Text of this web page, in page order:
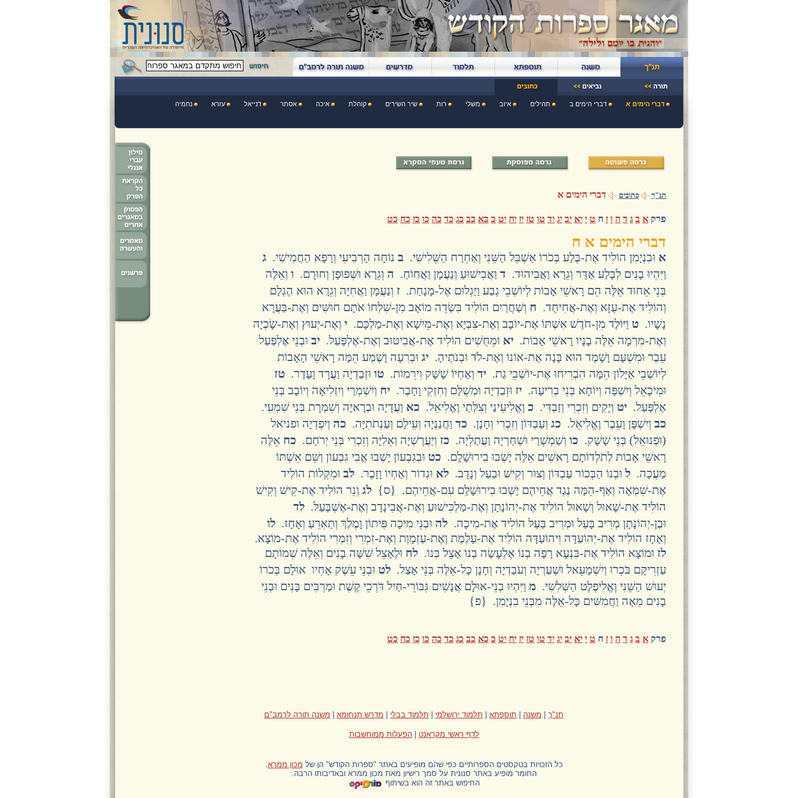
דברי הימים א דברי הימים ב תהילים איוב משלי רות שיר השירים קוהלת איכה אסתר דנייאל עזרא נחמיה
תנ"ך כתובים דברי הימים א
פרק א ב ג ד ה ו ז ח ט י יא יב יג יד טו טז יז יח יט כ כא כב כג כד כה כו כז כח כט
דברי הימים א ח
א וּבִנְיָמִן הוֹלִיד אֶת-בֶּלַע בְּכֹרוֹ אַשְׁבֵּל הַשֵּׁנִי וְאַחְרַח הַשְּׁלִישִׁי. ב נוֹחָה הָרְבִיעִי וְרָפָא הַחֲמִישִׁי. ג
וַיִּהְיוּ בָנִים לְבָלַע אַדָּר וְגֵרָא וַאֲבִיהוּד. ד וַאֲבִישׁוּעַ וְנַעֲמָן וַאֲחוֹחַ. ה וְגֵרָא וּשְׁפוּפָן וְחוּרָם. ו וְאֵלֶּה
בְּנֵי אֵחוּד אֵלֶּה הֵם רָאשֵׁי אָבוֹת לְיוֹשְׁבֵי גֶבַע וַיַּגְלוּם אֶל-מָנָחַת. ז וְנַעֲמָן וַאֲחִיָּה וְגֵרָא הוּא הֶגְלָם
וְהוֹלִיד אֶת-עֻזָּא וְאֶת-אֲחִיחֻד. ח וְשַׁחֲרַיִם הוֹלִיד בִּשְׂדֵה מוֹאָב מִן-שִׁלְחוֹ אֹתָם חוּשִׁים וְאֶת-בַּעֲרָא
נָשָׁיו. ט וַיּוֹלֶד מִן-חֹדֶשׁ אִשְׁתּוֹ אֶת-יוֹבָב וְאֶת-צִבְיָא וְאֶת-מֵישָׁא וְאֶת-מַלְכָּם. י וְאֶת-יְעוּץ וְאֶת-שָׂכְיָה
וְאֶת-מִרְמָה אֵלֶּה בָנָיו רָאשֵׁי אָבוֹת. יא וּמֵחֻשִׁים הוֹלִיד אֶת-אֲבִיטוּב וְאֶת-אֶלְפָּעַל. יב וּבְנֵי אֶלְפַּעַל
עֵבֶר וּמִשְׁעָם וָשָׁמֶד הוּא בָּנָה אֶת-אוֹנוֹ וְאֶת-לֹד וּבְנֹתֶיהָ. יג וּבְרִעָה וָשֶׁמַע הֵמָּה רָאשֵׁי הָאָבוֹת
לְיוֹשְׁבֵי אַיָּלוֹן הֵמָּה הִבְרִיחוּ אֶת-יוֹשְׁבֵי גַת. יד וְאַחְיוֹ שָׁשָׁק וִירֵמוֹת. טו וּזְבַדְיָה וַעֲרָד וָעָדֶר. טז
וּמִיכָאֵל וְיִשְׁפָּה וְיוֹחָא בְּנֵי בְרִיעָה. יז וּזְבַדְיָה וּמְשֻׁלָּם וְחִזְקִי וָחָבֶר. יח וְיִשְׁמְרַי וְיִזְלִיאָה וְיוֹבָב בְּנֵי
אֶלְפָּעַל. יט וְיָקִים וְזִכְרִי וְזַבְדִּי. כ וֶאֱלִיעֵינַי וְצִלְּתַי וֶאֱלִיאֵל. כא וַעֲדָיָה וּבְרָאיָה וְשִׁמְרָת בְּנֵי שִׁמְעִי.
כב וְיִשְׁפָּן וָעֵבֶר וֶאֱלִיאֵל. כג וְעַבְדּוֹן וְזִכְרִי וְחָנָן. כד וַחֲנַנְיָה וְעֵילָם וְעַנְתֹתִיָּה. כה וְיִפְדְיָה ופניאל
(וּפְנוּאֵל) בְּנֵי שָׁשָׁק. כו וְשַׁמְשְׁרַי וּשְׁחַרְיָה וַעֲתַלְיָה. כז וְיַעֲרֶשְׁיָה וְאֵלִיָּה וְזִכְרִי בְּנֵי יְרֹחָם. כח אֵלֶּה
רָאשֵׁי אָבוֹת לְתֹלְדוֹתָם רָאשִׁים אֵלֶּה יָשְׁבוּ בִירוּשָׁלִָם. כט וּבְגִבְעוֹן יָשְׁבוּ אֲבִי גִבְעוֹן וְשֵׁם אִשְׁתּוֹ
מַעֲכָה. לוּבְנוֹ הַבְּכוֹר עַבְדּוֹן וְצוּר וְקִישׁ וּבַעַל וְנָדָב. לא וּגְדוֹר וְאַחְיוֹ וָזָכֶר. לב וּמִקְלוֹת הוֹלִיד
אֶת-שִׁמְאָה וְאַף-הֵמָּה נֶגֶד אֲחֵיהֶם יָשְׁבוּ בִירוּשָׁלִַם עִם-אֲחֵיהֶם. {ס} לג וְנֵר הוֹלִיד אֶת-קִישׁ וְקִישׁ
הוֹלִיד אֶת-שָׁאוּל וְשָׁאוּל הוֹלִיד אֶת-יְהוֹנָתָן וְאֶת-מַלְכִּישׁוּעַ וְאֶת-אֲבִינָדָב וְאֶת-אֶשְׁבָּעַל. לד
וּבֶן-יְהוֹנָתָן מְרִיב בָּעַל וּמְרִיב בַּעַל הוֹלִיד אֶת-מִיכָה. לה וּבְנֵי מִיכָה פִּיתוֹן וָמֶלֶךְ וְתַאְרֵעַ וְאָחָז. לו
וְאָחָז הוֹלִיד אֶת-יְהוֹעַדָּה וִיהוֹעַדָּה הוֹלִיד אֶת-עָלֶמֶת וְאֶת-עַזְמָוֶת וְאֶת-זִמְרִי וְזִמְרִי הוֹלִיד אֶת-מוֹצָא.
לז וּמוֹצָא הוֹלִיד אֶת-בִּנְעָא רָפָה בְנוֹ אֶלְעָשָׂה בְנוֹ אָצֵל בְּנוֹ. לח וּלְאָצֵל שִׁשָּׁה בָנִים וְאֵלֶּה שְׁמוֹתָם
עַזְרִיקָם בֹּכְרוּ וְיִשְׁמָעֵאל וּשְׁעַרְיָה וְעֹבַדְיָה וְחָנָן כָּל-אֵלֶּה בְּנֵי אָצַל. לט וּבְנֵי עֵשֶׁק אָחִיו אוּלָם בְּכֹרוֹ
יְעוּשׁ הַשֵּׁנִי וֶאֱלִיפֶלֶט הַשְּׁלִשִׁי. מ וַיִּהְיוּ בְנֵי-אוּלָם אֲנָשִׁים גִּבּוֹרֵי-חַיִל דֹּרְכֵי קֶשֶׁת וּמַרְבִּים בָּנִים וּבְנֵי
בָנִים מֵאָה וַחֲמִשִּׁים כָּל-אֵלֶּה מִבְּנֵי בִנְיָמִן. {פ}
פרק א ב ג ד ה ו ז ח ט י יא יב יג יד טו טז יז יח יט כ כא כב כג כד כה כו כז כח כט
תנ"ך משנה תוספתא תלמוד ירושלמי תלמוד בבלי מדרש תנחומא משנה תורה לרמב"ם
לדף ראשי מקראנט |הפעלות ממוחשבות
כל הזכויות בטקסטים הספרותיים כפי שהם מופיעים באתר "ספרות הקודש" הן של מכון ממרא.
החומר מופיע באתר סנונית על סמך רישיון מאת מכון ממרא ובאדיבותו הרבה.
החיפוש באתר זה הוא בשיתוף